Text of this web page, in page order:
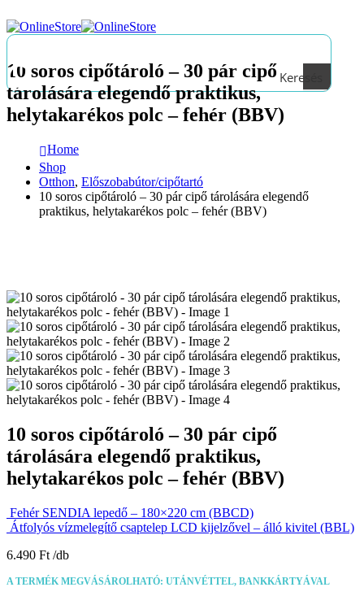
Keresés
10 soros cipőtároló – 30 pár cipő
tárolására elegendő praktikus,
helytakarékos polc – fehér (BBV)
Home
Shop
Otthon, Előszobabútor/cipőtartó
10 soros cipőtároló – 30 pár cipő tárolására elegendő
praktikus, helytakarékos polc – fehér (BBV)
10 soros cipőtároló – 30 pár cipő
tárolására elegendő praktikus,
helytakarékos polc – fehér (BBV)
Fehér SENDIA lepedő – 180×220 cm (BBCD)
Átfolyós vízmelegítő csaptelep LCD kijelzővel – álló kivitel (BBL)
6.490 Ft
A TERMÉK MEGVÁSÁROLHATÓ: UTÁNVÉTTEL, BANKKÁRTYÁVAL